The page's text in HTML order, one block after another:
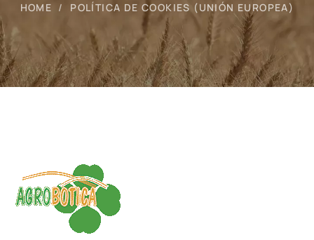
HOME POLÍTICA DE COOKIES (UNIÓN EUROPEA)